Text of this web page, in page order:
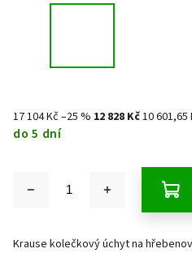
17 104 Kč–25 % 12 828 Kč10 601,65
do 5 dní
Krause kolečkový úchyt na